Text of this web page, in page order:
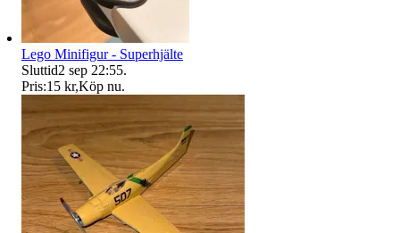
Lego Minifigur - Superhjälte
Sluttid2 sep 22:55.
Pris:15 kr,Köp nu.